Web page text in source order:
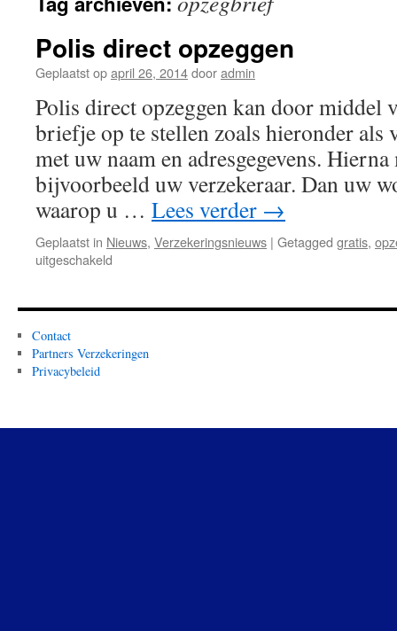
Polis direct opzeggen
Geplaatst opapril 26, 2014dooradmin
Polis direct opzeggen kan door middel
briefje op te stellen zoals hieronder als
met uw naam en adresgegevens. Hierna
bijvoorbeeld uw verzekeraar. Dan uw
waarop u … Lees verder →
Geplaatst in Nieuws, Verzekeringsnieuws | Getagged gratis,
uitgeschakeld
opzeggen
Contact
Partners Verzekeringen
Privacybeleid